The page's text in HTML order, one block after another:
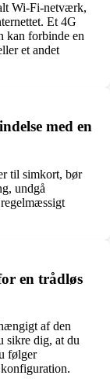
Wi-Fi-netværk,
Et 4G
kan forbinde en
et andet
med en
til simkort, bør
undgå
en trådløs
af den
sikre dig, at du
følger